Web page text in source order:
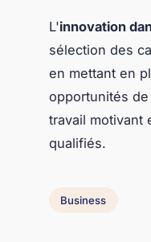
L'innovation
sélection des
en mettant en
opportunités
travail motivant
qualifiés.
Business